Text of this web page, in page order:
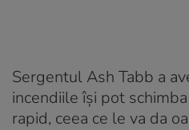
Sergentul Ash Tabb a
incendiile îşi pot
rapid, ceea ce le va da